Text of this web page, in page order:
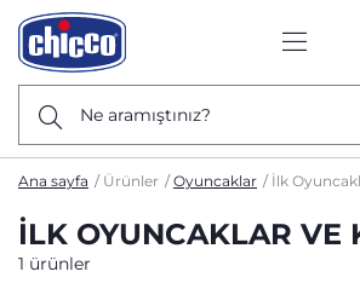
Ne aramıştınız?
Ana sayfa Ürünler Oyuncaklar İlk
İLK OYUNCAKLAR VE
1 ürünler